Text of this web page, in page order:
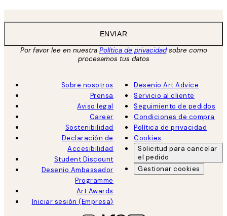
ENVIAR
Por favor lee en nuestra Política de privacidadsobre como
procesamos tus datos
Sobre nosotros
Prensa
Aviso legal
Career
Sostenibilidad
Declaración de
Accesibilidad
Student Discount
Desenio Ambassador
Programme
Art Awards
Iniciar sesión (Empresa)
Desenio Art Advice
Servicio al cliente
Seguimiento de pedidos
Condiciones de compra
Política de privacidad
Cookies
Solicitud para cancelar
el pedido
Gestionar cookies